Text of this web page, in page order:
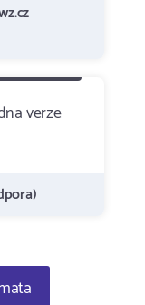
verze